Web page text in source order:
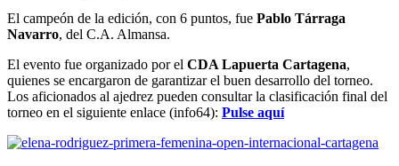
El campeón de la edición, con 6 puntos, fue Pablo Tárraga
Navarro, del C.A. Almansa.
El evento fue organizado por el CDA Lapuerta Cartagena,
quienes se encargaron de garantizar el buen desarrollo del torneo.
Los aficionados al ajedrez pueden consultar la clasificación final del
torneo en el siguiente enlace (info64): Pulse aquí